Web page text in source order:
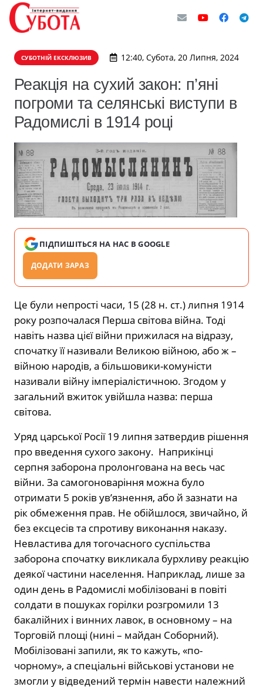
СУБОТНІЙ ЕКСКЛЮЗИВ 12:40, Субота, 20 Липня, 2024
Реакція на сухий закон: п’яні
погроми та селянські виступи в
Радомислі в 1914 році
ПІДПИШІТЬСЯ НА НАС В GOOGLE
ДОДАТИ ЗАРАЗ
Це були непрості часи, 15 (28 н. ст.) липня 1914
року розпочалася Перша світова війна. Тоді
навіть назва цієї війни прижилася на відразу,
спочатку її називали Великою війною, або ж –
війною народів, а більшовики-комуністи
називали війну імперіалістичною. Згодом у
загальний вжиток увійшла назва: перша
світова.
Уряд царської Росії 19 липня затвердив рішення
про введення сухого закону. Наприкінці
серпня заборона пролонгована на весь час
війни. За самогоноваріння можна було
отримати 5 років ув’язнення, або й зазнати на
рік обмеження прав. Не обійшлося, звичайно, й
без ексцесів та спротиву виконання наказу.
Невластива для тогочасного суспільства
заборона спочатку викликала бурхливу реакцію
деякої частини населення. Наприклад, лише за
один день в Радомислі мобілізовані в повіті
солдати в пошуках горілки розгромили 13
бакалійних і винних лавок, в основному – на
Торговій площі (нині – майдан Соборний).
Мобілізовані запили, як то кажуть, «по-
чорному», а спеціальні військові установи не
змогли у відведений термін навести належний